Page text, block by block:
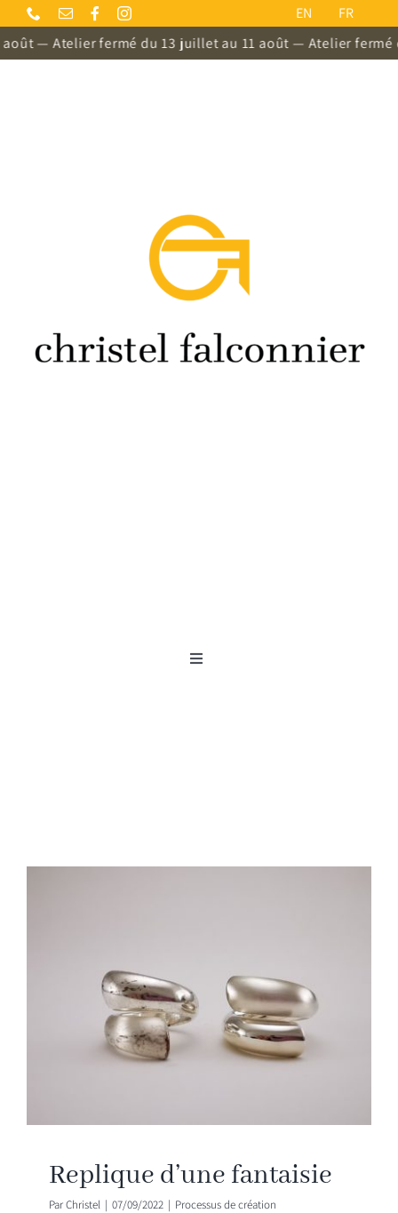
Passer
au
contenu
EN
FR
— Atelier fermé du 13 juillet au 11 août — Atelier fermé
Activer/Désactiver
Replique d’une fantaisie
ParChristel | 07/09/2022 | Processus de création